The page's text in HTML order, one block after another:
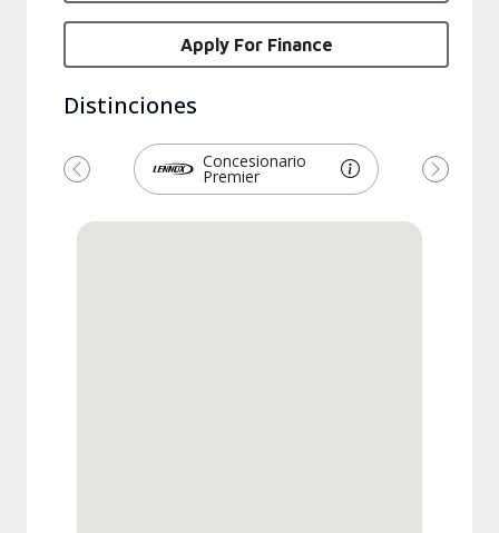
Apply For Finance
Distinciones
Concesionario
Premier
Previous Next